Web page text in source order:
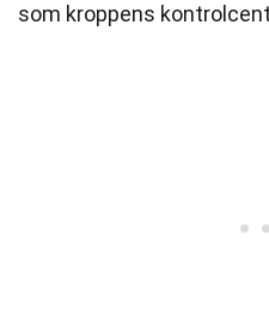
som kroppens